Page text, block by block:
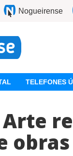
Nogueirense
TELEFONES